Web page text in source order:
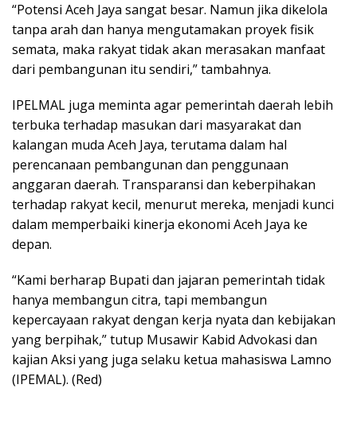
“Potensi Aceh Jaya sangat besar. Namun jika dikelola
tanpa arah dan hanya mengutamakan proyek fisik
semata, maka rakyat tidak akan merasakan manfaat
dari pembangunan itu sendiri,” tambahnya.
IPELMAL juga meminta agar pemerintah daerah lebih
terbuka terhadap masukan dari masyarakat dan
kalangan muda Aceh Jaya, terutama dalam hal
perencanaan pembangunan dan penggunaan
anggaran daerah. Transparansi dan keberpihakan
terhadap rakyat kecil, menurut mereka, menjadi kunci
dalam memperbaiki kinerja ekonomi Aceh Jaya ke
depan.
“Kami berharap Bupati dan jajaran pemerintah tidak
hanya membangun citra, tapi membangun
kepercayaan rakyat dengan kerja nyata dan kebijakan
yang berpihak,” tutup Musawir Kabid Advokasi dan
kajian Aksi yang juga selaku ketua mahasiswa Lamno
(IPEMAL). (Red)